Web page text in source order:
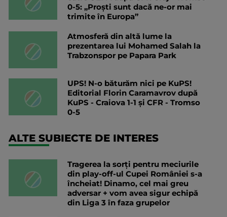
0-5: „Proști sunt dacă ne-or mai
trimite în Europa”
Atmosferă din altă lume la
prezentarea lui Mohamed Salah la
Trabzonspor pe Papara Park
UPS! N-o băturăm nici pe KuPS!
Editorial Florin Caramavrov după
KuPS - Craiova 1-1 și CFR - Tromso
0-5
ALTE SUBIECTE DE INTERES
Tragerea la sorți pentru meciurile
din play-off-ul Cupei României s-a
încheiat! Dinamo, cel mai greu
adversar + vom avea sigur echipă
din Liga 3 în faza grupelor